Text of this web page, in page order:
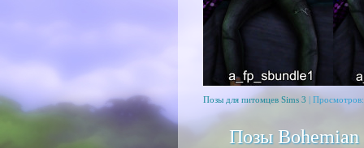
Позы для питомцев Sims 3 |
Позы Bohemian